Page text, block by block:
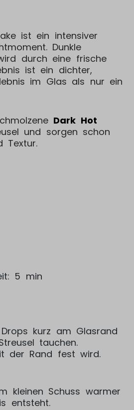
ist ein intensiver
Dunkle
durch eine frische
ist ein dichter,
im Glas als nur ein
Dark Hot
und sorgen schon
Textur.
5 min
kurz am Glasrand
tauchen.
der Rand fest wird.
kleinen Schuss warmer
entsteht.